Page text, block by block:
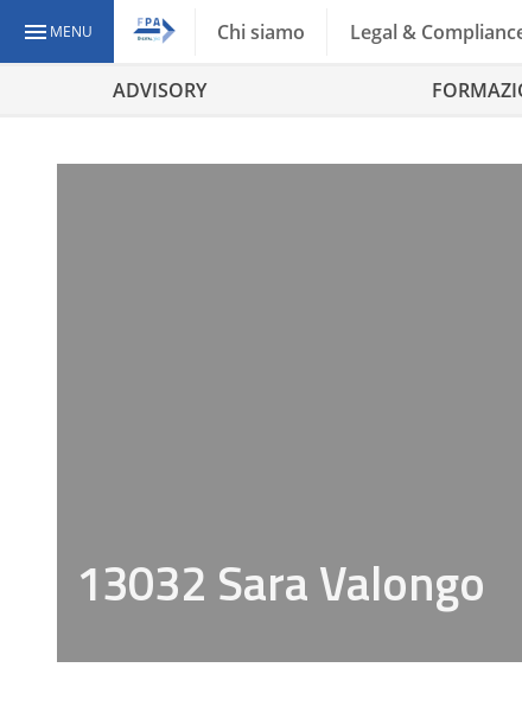
MENU Chi siamo Legal &
ADVISORY
13032 Sara Valongo